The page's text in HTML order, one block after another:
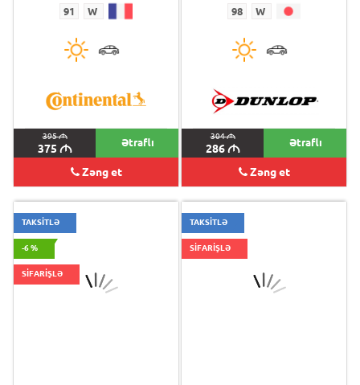
91 W
395M
375 M Ətraflı
Zəng et
98 W
304M
286M Ətraflı
Zəng et
TAKSİTLƏ
-6 %
SİFARİŞLƏ
TAKSİTLƏ
SİFARİŞLƏ